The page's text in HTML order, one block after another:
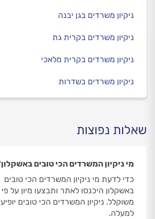
ניקיון משרדים בגן יבנה
ניקיון משרדים בקרית גת
ניקיון משרדים בקרית מלאכי
ניקיון משרדים בשדרות
שאלות נפוצות
מי ניקיון המשרדים הכי טובים
כדי לדעת מי ניקיון המשרדים הכי טובים
באשקלון היכנסו לאתר ותבצעו מיון על פי
משוקלל. ניקיון המשרדים הכי טובים
למעלה.